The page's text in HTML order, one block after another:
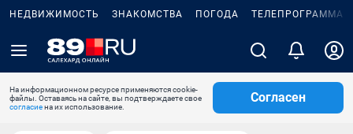
НЕДВИЖИМОСТЬ ЗНАКОМСТВА ПОГОДА ТЕЛЕПРОГРАММА
На информационном ресурсе применяются cookie-
файлы. Оставаясь на сайте, вы подтверждаете свое
согласиена их использование.
Согласен